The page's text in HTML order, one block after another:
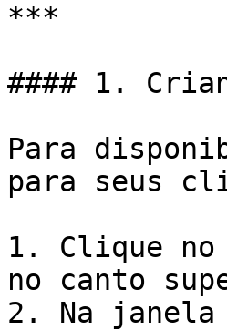
***
#### 1.
Para
para seus
1. Clique
no canto
2. Na janela